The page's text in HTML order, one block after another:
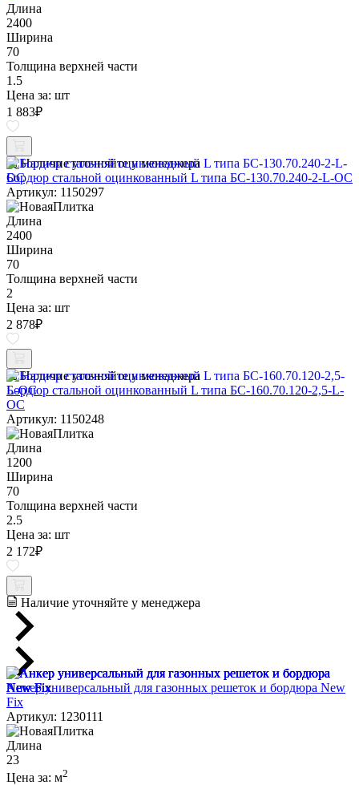
Длина
2400
Ширина
70
Толщина верхней части
1.5
Цена за: шт
1 883₽
Наличие уточняйте у менеджера
Бордюр стальной оцинкованный L типа БС-130.70.240-2-L-ОС
Артикул: 1150297
Длина
2400
Ширина
70
Толщина верхней части
2
Цена за: шт
2 878₽
Наличие уточняйте у менеджера
Бордюр стальной оцинкованный L типа БС-160.70.120-2,5-L-
ОС
Артикул: 1150248
Длина
1200
Ширина
70
Толщина верхней части
2.5
Цена за: шт
2 172₽
Наличие уточняйте у менеджера
Анкер универсальный для газонных решеток и бордюра New
Fix
Артикул: 1230111
Длина
23
Цена за: м2